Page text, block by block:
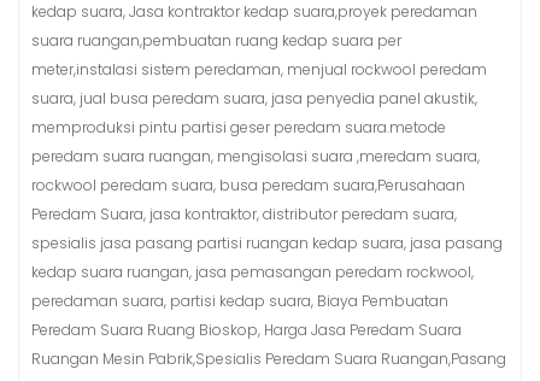
kedap suara, Jasa kontraktor kedap suara,proyek peredaman
suara ruangan,pembuatan ruang kedap suara per
meter,instalasi sistem peredaman, menjual rockwool peredam
suara, jual busa peredam suara, jasa penyedia panel akustik,
memproduksi pintu partisi geser peredam suara.metode
peredam suara ruangan, mengisolasi suara ,meredam suara,
rockwool peredam suara, busa peredam suara,Perusahaan
Peredam Suara, jasa kontraktor, distributor peredam suara,
spesialis jasa pasang partisi ruangan kedap suara, jasa pasang
kedap suara ruangan, jasa pemasangan peredam rockwool,
peredaman suara, partisi kedap suara, Biaya Pembuatan
Peredam Suara Ruang Bioskop, Harga Jasa Peredam Suara
Ruangan Mesin Pabrik,Spesialis Peredam Suara Ruangan,Pasang